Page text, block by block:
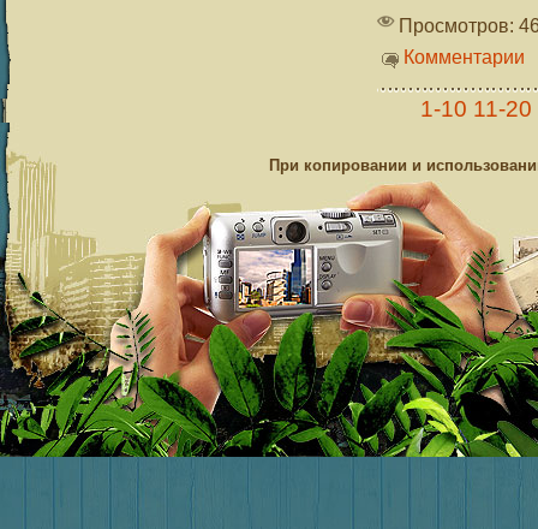
Просмотров:
Комментарии
1-10 11-20
При копировании и